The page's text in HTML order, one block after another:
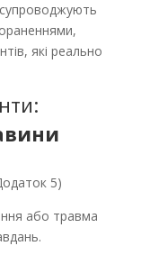
які реально
5)
або травма